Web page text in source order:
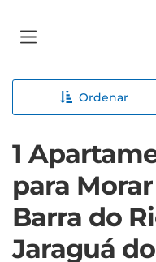
Ordenar
1
para
Barra do
Jaraguá do